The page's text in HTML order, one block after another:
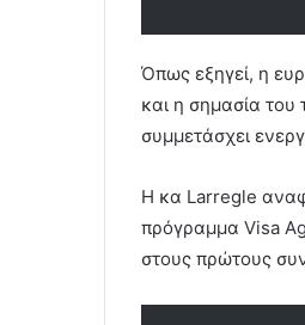
Όπως εξηγεί, η
και η σημασία του
συμμετάσχει
Η κα Larregle
πρόγραμμα Visa
στους πρώτους